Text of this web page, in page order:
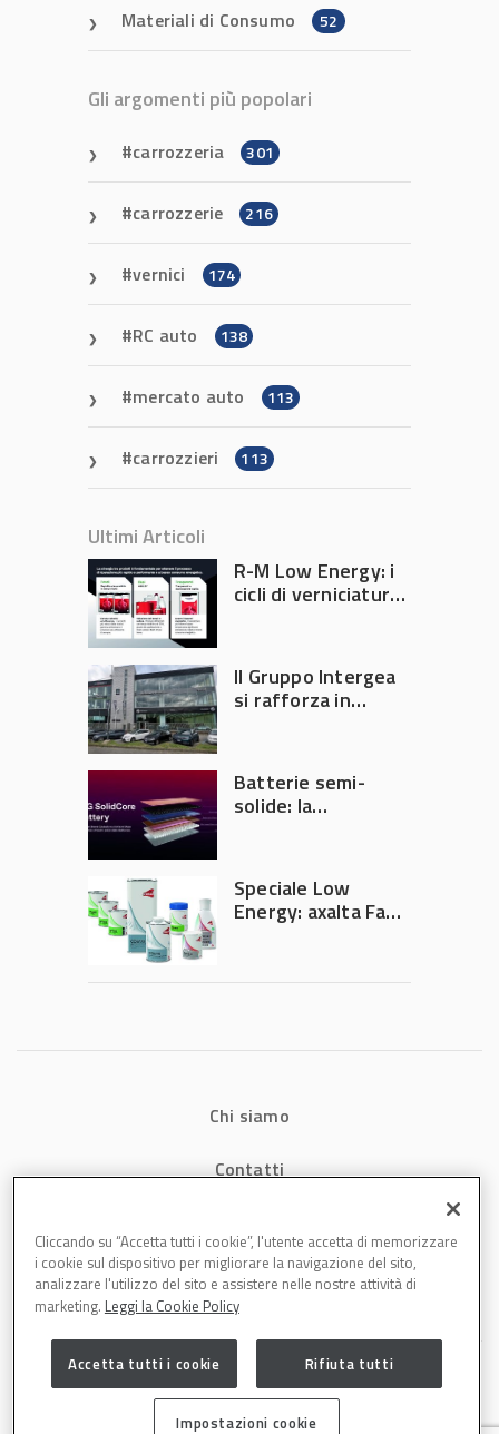
Materiali di Consumo 52
Gli argomenti più popolari
carrozzeria 301
carrozzerie 216
vernici 174
RC auto 138
mercato auto 113
carrozzieri 113
Ultimi Articoli
R-M Low Energy: i
cicli di verniciatura
tempi e costi in
carrozzeria
Il Gruppo Intergea
si rafforza in
Batterie semi-
solide: la
accelerare la
rivoluzione
dell’auto elettrica
Speciale Low
Energy: axalta Fast
riduce consumi
produttività in
Chi siamo
Contatti
Cookies
Cliccando su “Accetta tutti i cookie”, l'utente accetta di memorizzare
i cookie sul dispositivo per migliorare la navigazione del sito,
analizzare l'utilizzo del sito e assistere nelle nostre attività di
marketing. Leggi la Cookie Policy
Accetta tutti i cookie Rifiuta tutti
Impostazioni cookie